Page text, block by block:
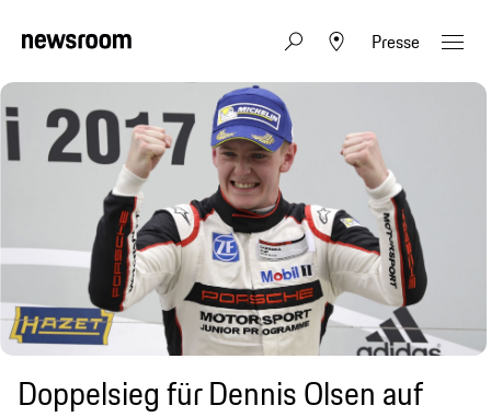
Presse
Doppelsieg für Dennis Olsen auf